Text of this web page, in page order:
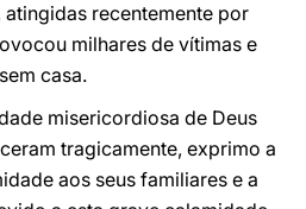
recentemente por
milhares de vítimas e
casa.
misericordiosa de Deus
tragicamente, exprimo a
aos seus familiares e a